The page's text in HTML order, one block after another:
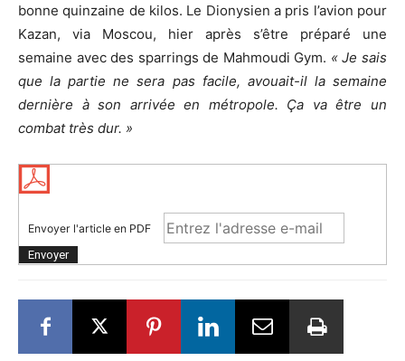
bonne quinzaine de kilos. Le Dionysien a pris l’avion pour
Kazan, via Moscou, hier après s’être préparé une
semaine avec des sparrings de Mahmoudi Gym. « Je sais
que la partie ne sera pas facile, avouait-il la semaine
dernière à son arrivée en métropole. Ça va être un
combat très dur. »
Envoyer l'article en PDF